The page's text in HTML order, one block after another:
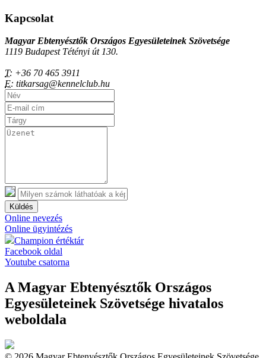
Kapcsolat
Magyar Ebtenyésztők Országos Egyesületeinek Szövetsége
1119 Budapest Tétényi út 130.
T: +36 70 465 3911
E: titkarsag@kennelclub.hu
Küldés
Online nevezés
Online ügyintézés
Champion értéktár
Facebook oldal
Youtube csatorna
A Magyar Ebtenyésztők Országos
Egyesületeinek Szövetsége hivatalos
weboldala